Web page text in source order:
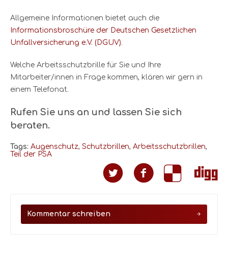
Allgemeine Informationen bietet auch die
Informationsbroschüre der Deutschen Gesetzlichen
Unfallversicherung e.V. (DGUV).
Welche Arbeitsschutzbrille für Sie und Ihre
Mitarbeiter/innen in Frage kommen, klären wir gern in
einem Telefonat.
Rufen Sie uns an und lassen Sie sich
beraten.
Tags: Augenschutz, Schutzbrillen, Arbeitsschutzbrillen,
Teil der PSA
Kommentar schreiben